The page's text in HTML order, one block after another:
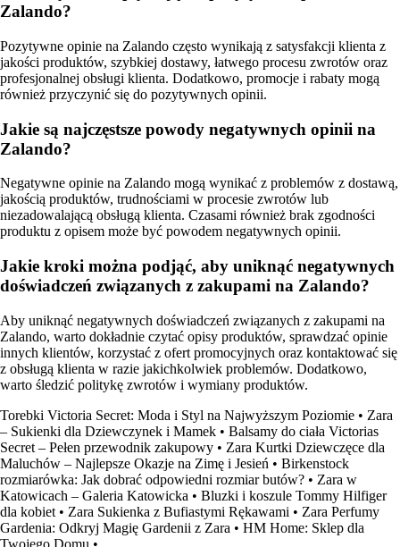
Zalando?
Pozytywne opinie na Zalando często wynikają z satysfakcji klienta z
jakości produktów, szybkiej dostawy, łatwego procesu zwrotów oraz
profesjonalnej obsługi klienta. Dodatkowo, promocje i rabaty mogą
również przyczynić się do pozytywnych opinii.
Jakie są najczęstsze powody negatywnych opinii na
Zalando?
Negatywne opinie na Zalando mogą wynikać z problemów z dostawą,
jakością produktów, trudnościami w procesie zwrotów lub
niezadowalającą obsługą klienta. Czasami również brak zgodności
produktu z opisem może być powodem negatywnych opinii.
Jakie kroki można podjąć, aby uniknąć negatywnych
doświadczeń związanych z zakupami na Zalando?
Aby uniknąć negatywnych doświadczeń związanych z zakupami na
Zalando, warto dokładnie czytać opisy produktów, sprawdzać opinie
innych klientów, korzystać z ofert promocyjnych oraz kontaktować się
z obsługą klienta w razie jakichkolwiek problemów. Dodatkowo,
warto śledzić politykę zwrotów i wymiany produktów.
Torebki Victoria Secret: Moda i Styl na Najwyższym Poziomie • Zara
– Sukienki dla Dziewczynek i Mamek • Balsamy do ciała Victorias
Secret – Pełen przewodnik zakupowy • Zara Kurtki Dziewczęce dla
Maluchów – Najlepsze Okazje na Zimę i Jesień • Birkenstock
rozmiarówka: Jak dobrać odpowiedni rozmiar butów? • Zara w
Katowicach – Galeria Katowicka • Bluzki i koszule Tommy Hilfiger
dla kobiet • Zara Sukienka z Bufiastymi Rękawami • Zara Perfumy
Gardenia: Odkryj Magię Gardenii z Zara • HM Home: Sklep dla
Twojego Domu •